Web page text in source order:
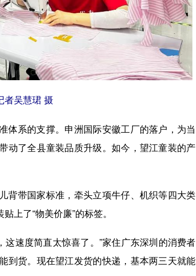
者吴慧珺 摄
系的支撑。申洲国际安徽工厂的落户，为
动了全县童装品质升级。如今，望江童装的
带国家标准，牵头立项牛仔、机织等四大
上了“物美价廉”的标签。
速度简直太惊喜了。”家住广东深圳的消费
货。现在望江发货的快递，基本两三天就能